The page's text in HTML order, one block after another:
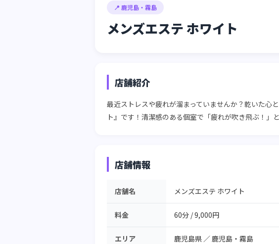
📍 鹿児島・霧島
メンズエステ ホワイト
店舗紹介
最近ストレスや疲れが溜まっていませんか？乾いた心
ト』です！清潔感のある個室で「疲れが吹き飛ぶ！」
店舗情報
店舗名 メンズエステ ホワイト
料金 60分 / 9,000円
エリア 鹿児島県 ／鹿児島・霧島